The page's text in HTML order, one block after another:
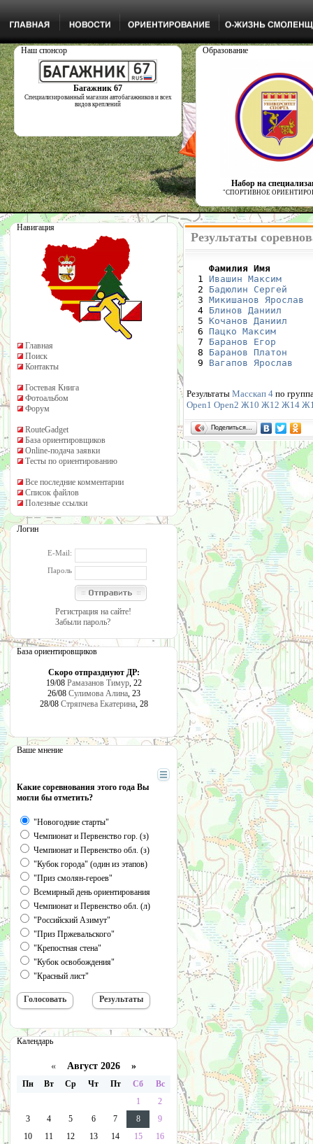
Наш спонсор
Багажник 67
Специализированный магазин автобагажников и всех
видов креплений
Образование
Набор на
"СПОРТИВНОЕ
Навигация
Главная
Поиск
Контакты
Гостевая Книга
Фотоальбом
Форум
RouteGadget
База ориентировщиков
Online-подача заявки
Тесты по ориентированию
Все последние комментарии
Список файлов
Полезные ссылки
Логин
E-Mail:
Пароль
Регистрация на сайте!
Забыли пароль?
База ориентировщиков
Скоро отпразднуют ДР:
19/08 Рамазанов Тимур, 22
26/08 Сулимова Алина, 23
28/08 Стряпчева Екатерина, 28
Ваше мнение
Какие соревнования этого года Вы
могли бы отметить?
"Новогодние старты"
Чемпионат и Первенство гор. (з)
Чемпионат и Первенство обл. (з)
"Кубок города" (один из этапов)
"Приз смолян-героев"
Всемирный день ориентирования
Чемпионат и Первенство обл. (л)
"Российский Азимут"
"Приз Пржевальского"
"Крепостная стена"
"Кубок освобождения"
"Красный лист"
Календарь
« Август 2026 »
Пн Вт Ср Чт Пт Сб
Вс
1
2
3
4 5 6 7 8
9
10
11 12 13 14 15
16
Результаты
Фамилия Имя
1 Ивашин Максим
  2
Бадюлин Сергей
  3
Микишанов Ярослав
  4
Блинов Даниил
  5
Кочанов Даниил
  6
Пацко Максим
  7
Баранов Егор
  8
Баранов Платон
  9
Вагапов Ярослав
Результаты Масскап 4 по
Open1 Open2 Ж10 Ж12 Ж14
Поделиться…